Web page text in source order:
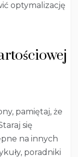
optymalizację
pamiętaj, że
się
na innych
poradniki